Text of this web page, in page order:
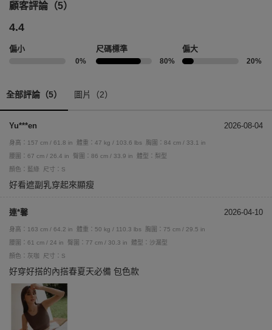
顧客評論（5）
4.4
偏小
0%
尺碼標準
80%
偏大
20%
全部評論（5） 圖片（2）
Yu***en 2026-08-04
身高：157 cm / 61.8 in 體重：47 kg / 103.6 lbs
胸圍：84 cm / 33.1 in
腰圍：67 cm / 26.4 in
臀圍：86 cm / 33.9 in
體型：梨型
顏色：藍綠
尺寸：S
好看遮副乳穿起來顯瘦
連*馨 2026-04-10
身高：163 cm / 64.2 in 體重：50 kg / 110.3 lbs
胸圍：75 cm / 29.5 in
腰圍：61 cm / 24 in
臀圍：77 cm / 30.3 in
體型：沙漏型
顏色：灰咖
尺寸：S
好穿好搭的內搭春夏天必備 包色款